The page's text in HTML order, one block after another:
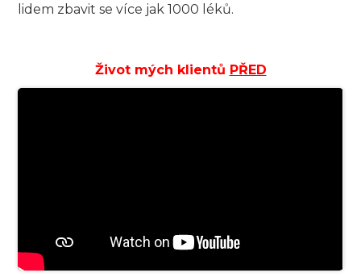
lidem zbavit se více jak 1000 léků.
Život mých klientů PŘED